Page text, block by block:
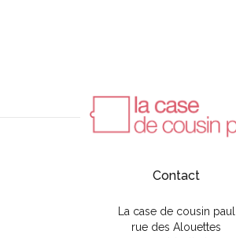
Contact
La case de cousin paul
rue des Alouettes